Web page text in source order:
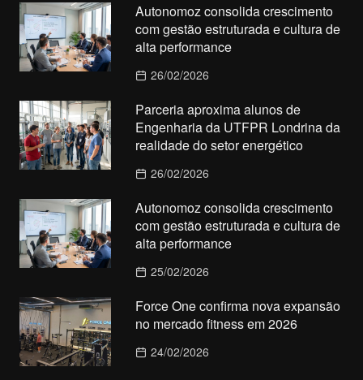
Autonomoz consolida crescimento
com gestão estruturada e cultura de
alta performance
26/02/2026
Parceria aproxima alunos de
Engenharia da UTFPR Londrina da
realidade do setor energético
26/02/2026
Autonomoz consolida crescimento
com gestão estruturada e cultura de
alta performance
25/02/2026
Force One confirma nova expansão
no mercado fitness em 2026
24/02/2026